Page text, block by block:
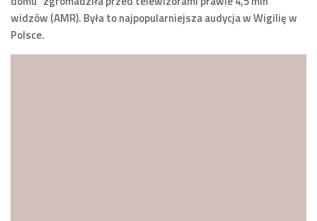
widzów (AMR). Była to najpopularniejsza audycja w Wigilię w
Polsce.